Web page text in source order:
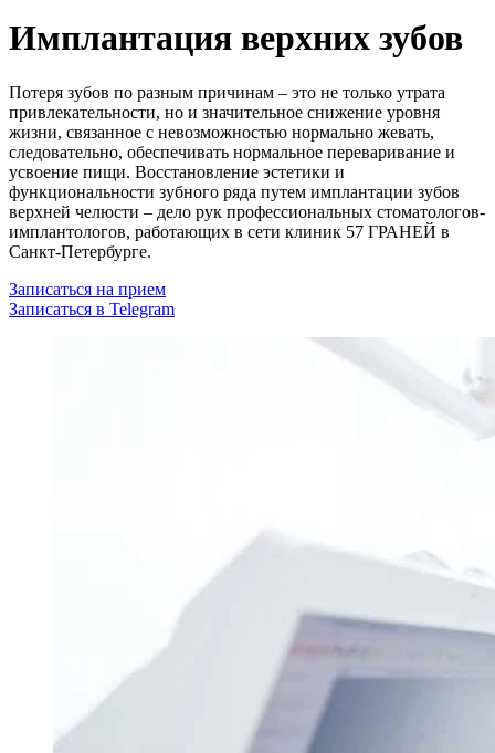
Имплантация верхних зубов
Потеря зубов по разным причинам – это не только утрата
привлекательности, но и значительное снижение уровня
жизни, связанное с невозможностью нормально жевать,
следовательно, обеспечивать нормальное переваривание и
усвоение пищи. Восстановление эстетики и
функциональности зубного ряда путем имплантации зубов
верхней челюсти – дело рук профессиональных стоматологов-
имплантологов, работающих в сети клиник 57 ГРАНЕЙ в
Санкт-Петербурге.
Записаться на прием
Записаться в Telegram